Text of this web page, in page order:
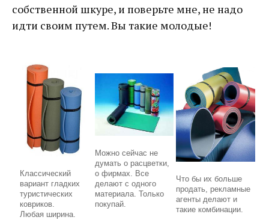
собственной шкуре, и поверьте мне, не надо
идти своим путем. Вы такие молодые!
Классический
вариант гладких
туристических
ковриков.
Любая ширина.
Можно сейчас не
думать о расцветки,
о фирмах. Все
делают с одного
материала. Только
покупай.
Что бы их больше
продать, рекламные
агенты делают и
такие комбинации.